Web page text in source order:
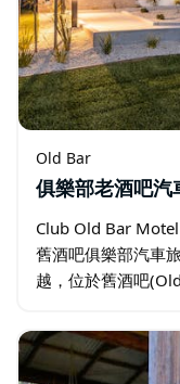
Old Bar
俱樂部老酒吧汽
Club Old Bar Motel
舊酒吧俱樂部汽車
越，位於舊酒吧